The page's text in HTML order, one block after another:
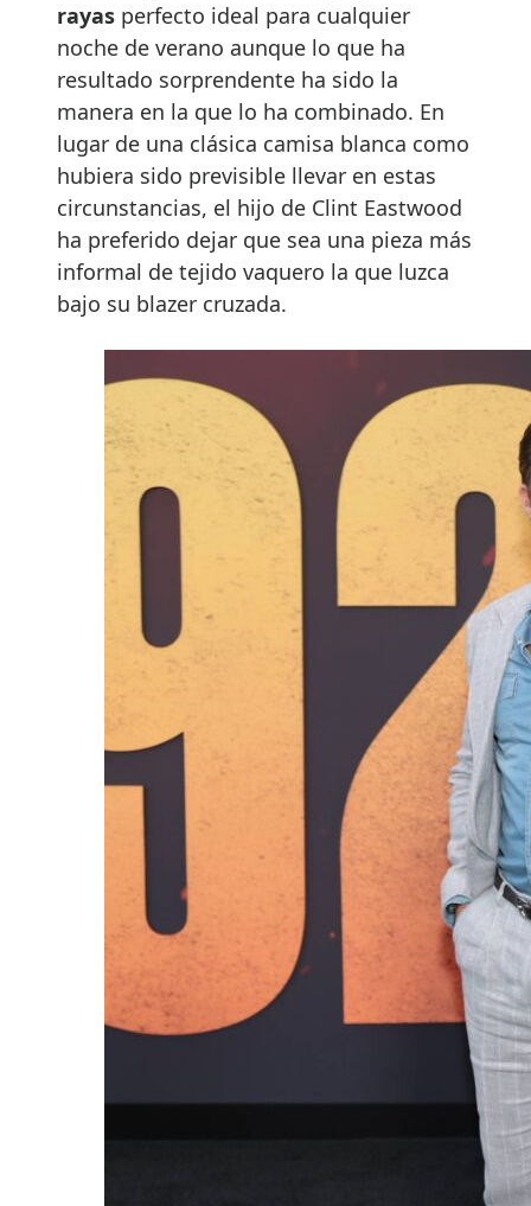
rayas perfecto ideal para cualquier
noche de verano aunque lo que ha
resultado sorprendente ha sido la
manera en la que lo ha combinado. En
lugar de una clásica camisa blanca como
hubiera sido previsible llevar en estas
circunstancias, el hijo de Clint Eastwood
ha preferido dejar que sea una pieza más
informal de tejido vaquero la que luzca
bajo su blazer cruzada.